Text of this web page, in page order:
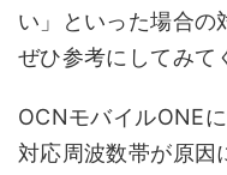
い」といった場合の
ぜひ参考にしてみて
OCNモバイルONE
対応周波数帯が原因